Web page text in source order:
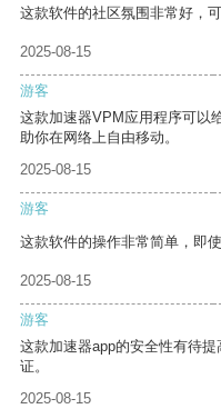
这款软件的社区氛围非常好，
2025-08-15
游客
这款加速器VPM应用程序可以
助你在网络上自由移动。
2025-08-15
游客
这款软件的操作非常简单，即
2025-08-15
游客
这款加速器app的安全性有待
证。
2025-08-15